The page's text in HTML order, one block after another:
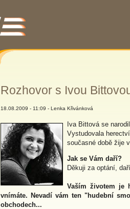
Rozhovor s Ivou
18.08.2009 - 11:09 - Lenka Křivánková
Iva Bittová se
Vystudovala
současné době žije
Jak se Vám daří?
Děkuji za optání,
Vaším životem je
vnímáte. Nevadí vám ten "hudební
obchodech...